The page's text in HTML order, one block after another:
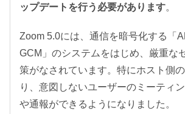
ップデートを行う必要があります。
Zoom 5.0には、通信を暗号化する「
GCM」のシステムをはじめ、厳重な
策がなされています。特にホスト側
り、意図しないユーザーのミーティ
や通報ができるようになりました。